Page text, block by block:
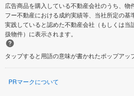
広告商品を購入している不動産会社のうち、物
フー不動産における成約実績等、当社所定の基
実践していると認めた不動産会社（もしくは当
扱物件）に表示されます。
タップすると用語の意味が書かれたポップアッ
PRマークについて